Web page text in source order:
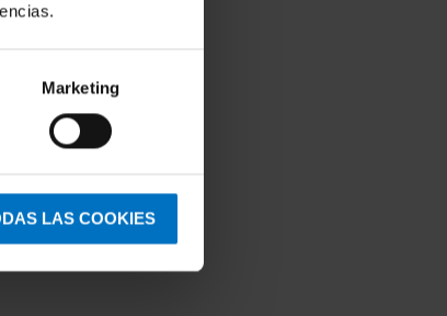
Marketing
LAS COOKIES